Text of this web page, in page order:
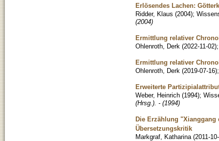
Erlösendes Lachen:
Ridder, Klaus (2004);
(2004)
Ermittlung relativer
Ohlenroth, Derk (2022-11-02)
Ermittlung relativer
Ohlenroth, Derk (2019-07-16)
Erweiterte
Weber, Heinrich (1994);
(Hrsg.). - (1994)
Die Erzählung
Übersetzungskritik
Markgraf, Katharina (2011-